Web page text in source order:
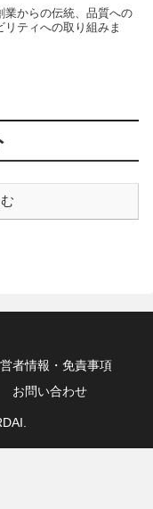
業からの伝統、品質への
ティへの取り組みま
者情報・免責事項
お問い合わせ